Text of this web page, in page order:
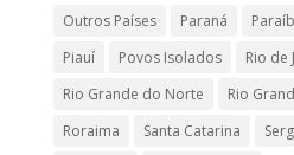
Outros Países
Paraná
Piauí
Povos Isolados
Rio de
Rio Grande do Norte
Rio
Roraima
Santa Catarina